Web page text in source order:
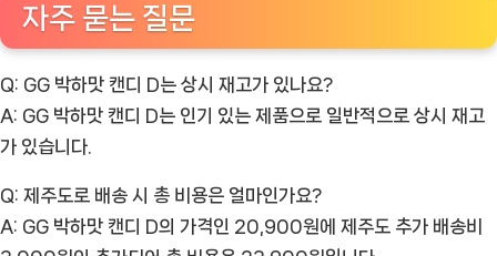
자주 묻는 질문
Q: GG 박하맛 캔디 D는 상시 재고가 있나요?
A: GG 박하맛 캔디 D는 인기 있는 제품으로 일반적으로 상시 재고
가 있습니다.
Q: 제주도로 배송 시 총 비용은 얼마인가요?
A: GG 박하맛 캔디 D의 가격인 20,900원에 제주도 추가 배송비